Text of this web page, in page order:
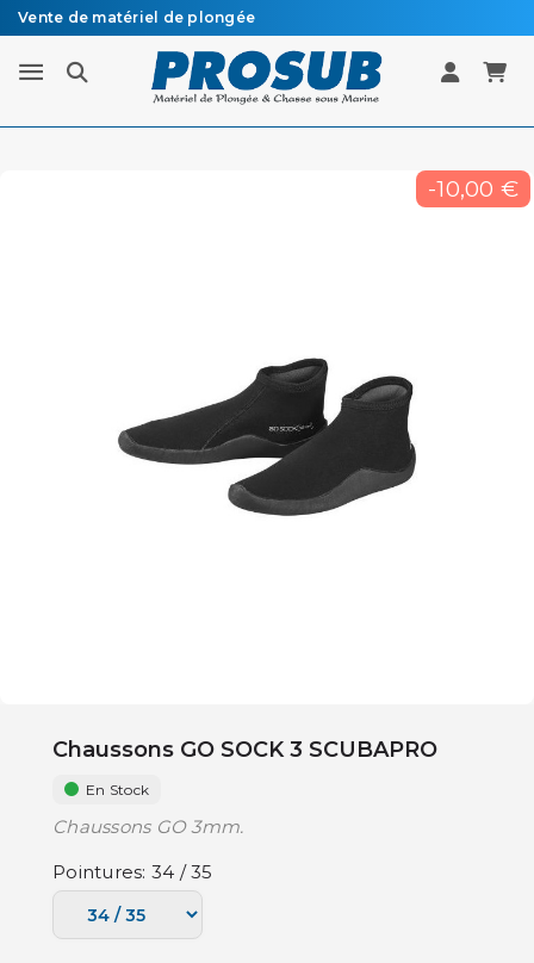
Vente de matériel de plongée
Livraison sous 48h à 72h en colissimo recommandé
-10,00 €
Chaussons GO SOCK 3 SCUBAPRO
En Stock
Chaussons GO 3mm.
Pointures: 34 / 35